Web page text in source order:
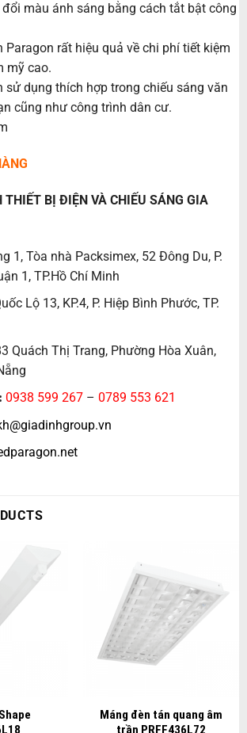
màu ánh sáng bằng cách tắt bật công
Paragon rất hiệu quả về chi phí tiết kiệm
mỹ cao.
sử dụng thích hợp trong chiếu sáng văn
cũng như công trình dân cư.
THIẾT BỊ ĐIỆN VÀ CHIẾU SÁNG GIA
1, Tòa nhà Packsimex, 52 Đông Du, P.
1, TP.Hồ Chí Minh
Lộ 13, KP.4, P. Hiệp Bình Phước, TP.
Quách Thị Trang, Phường Hòa Xuân,
0938 599 267– 0789 553 621
Máng đèn tán quang âm
trần PRFF436L72